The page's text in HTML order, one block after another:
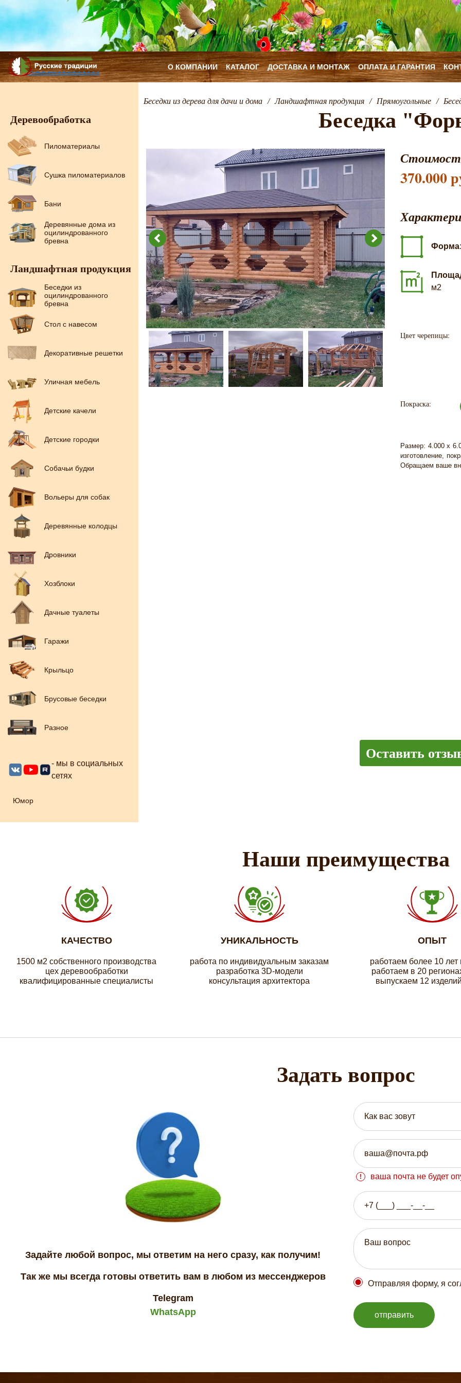
О КОМПАНИИ ДОСТАВКА И МОНТАЖ ОПЛАТА И ГАРАНТИЯ
КАТАЛОГ
Деревообработка
Пиломатериалы
Сушка пиломатериалов
Бани
Деревянные дома из
оцилиндрованного
бревна
Ландшафтная продукция
Беседки из
оцилиндрованного
бревна
Стол с навесом
Декоративные решетки
Уличная мебель
Детские качели
Детские городки
Собачьи будки
Вольеры для собак
Деревянные колодцы
Дровники
Хозблоки
Дачные туалеты
Гаражи
Крыльцо
Брусовые беседки
Разное
- мы в социальных
сетях
Юмор
Беседки из дерева для дачи и дома / Ландшафтная продукция / Прямоугольные /
Беседка
370.000
м2
Цвет черепицы:
Покраска:
Размер: 4.000 х
изготовление,
Обращаем ваше
Оставить
Наши преимущества
КАЧЕСТВО
1500 м2 собственного производства
цех деревообработки
квалифицированные специалисты
УНИКАЛЬНОСТЬ
работа по индивидуальным заказам
разработка 3D-модели
консультация архитектора
ОПЫТ
работаем более 10 лет
работаем в 20
выпускаем 12
Задать вопрос
Задайте любой вопрос, мы ответим на него сразу, как получим!
Так же мы всегда готовы ответить вам в любом из мессенджеров
Telegram
WhatsApp
ваша почта не будет
Отправляя форму, я
отправить